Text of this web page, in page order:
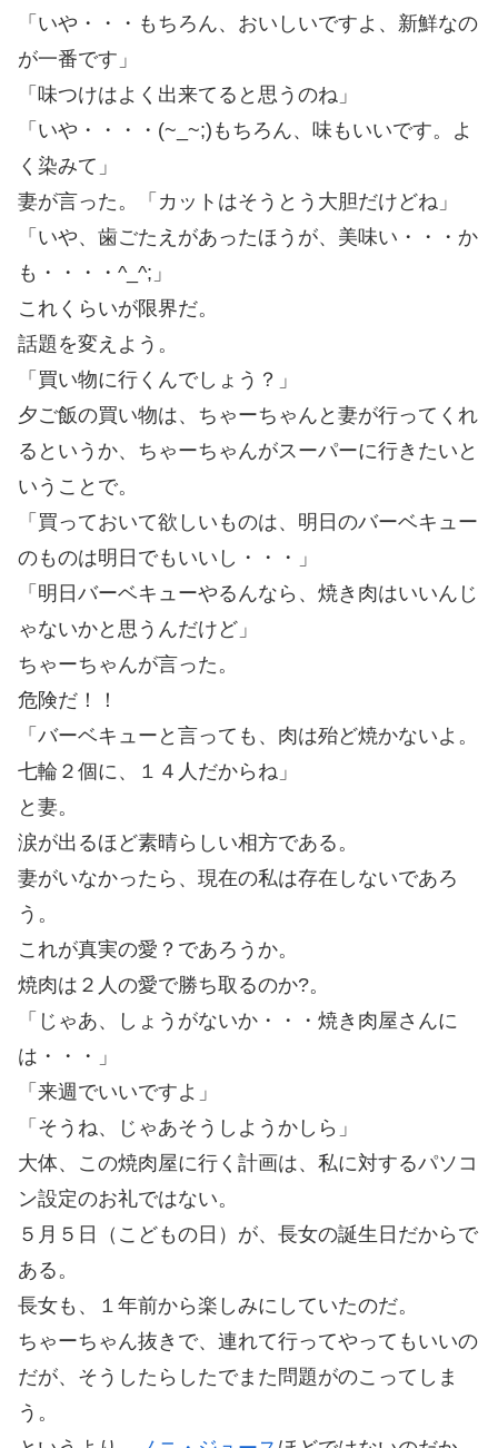
「いや・・・もちろん、おいしいですよ、新鮮なの
が一番です」
「味つけはよく出来てると思うのね」
「いや・・・・(~_~;)もちろん、味もいいです。よ
く染みて」
妻が言った。「カットはそうとう大胆だけどね」
「いや、歯ごたえがあったほうが、美味い・・・か
も・・・・^_^;」
これくらいが限界だ。
話題を変えよう。
「買い物に行くんでしょう？」
夕ご飯の買い物は、ちゃーちゃんと妻が行ってくれ
るというか、ちゃーちゃんがスーパーに行きたいと
いうことで。
「買っておいて欲しいものは、明日のバーベキュー
のものは明日でもいいし・・・」
「明日バーベキューやるんなら、焼き肉はいいんじ
ゃないかと思うんだけど」
ちゃーちゃんが言った。
危険だ！！
「バーベキューと言っても、肉は殆ど焼かないよ。
七輪２個に、１４人だからね」
と妻。
涙が出るほど素晴らしい相方である。
妻がいなかったら、現在の私は存在しないであろ
う。
これが真実の愛？であろうか。
焼肉は２人の愛で勝ち取るのか?。
「じゃあ、しょうがないか・・・焼き肉屋さんに
は・・・」
「来週でいいですよ」
「そうね、じゃあそうしようかしら」
大体、この焼肉屋に行く計画は、私に対するパソコ
ン設定のお礼ではない。
５月５日（こどもの日）が、長女の誕生日だからで
ある。
長女も、１年前から楽しみにしていたのだ。
ちゃーちゃん抜きで、連れて行ってやってもいいの
だが、そうしたらしたでまた問題がのこってしま
う。